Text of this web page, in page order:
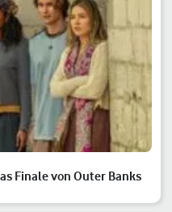
Finale von Outer Banks